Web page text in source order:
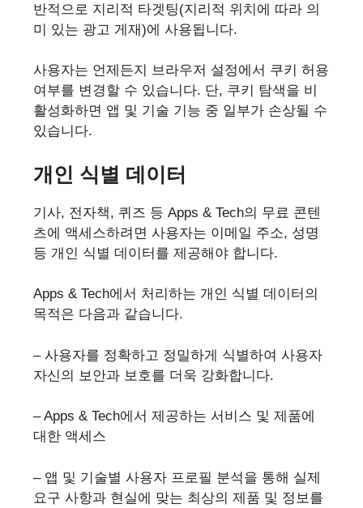
반적으로 지리적 타겟팅(지리적 위치에 따라 의
미 있는 광고 게재)에 사용됩니다.
사용자는 언제든지 브라우저 설정에서 쿠키 허용
여부를 변경할 수 있습니다. 단, 쿠키 탐색을 비
활성화하면 앱 및 기술 기능 중 일부가 손상될 수
있습니다.
개인 식별 데이터
기사, 전자책, 퀴즈 등 Apps & Tech의 무료 콘텐
츠에 액세스하려면 사용자는 이메일 주소, 성명
등 개인 식별 데이터를 제공해야 합니다.
Apps & Tech에서 처리하는 개인 식별 데이터의
목적은 다음과 같습니다.
– 사용자를 정확하고 정밀하게 식별하여 사용자
자신의 보안과 보호를 더욱 강화합니다.
– Apps & Tech에서 제공하는 서비스 및 제품에
대한 액세스
– 앱 및 기술별 사용자 프로필 분석을 통해 실제
요구 사항과 현실에 맞는 최상의 제품 및 정보를